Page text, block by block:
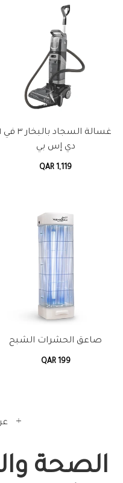
غسالة السجاد بالبخار ٣ في ١
دي إس بي
QAR 1,119
صاعق الحشرات الشبح
QAR 199
الصحة